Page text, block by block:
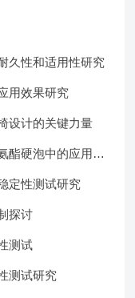
久性和适用性研究
用效果研究
设计的关键力量​
酯硬泡中的应用实
定性测试研究
探讨
测试​
测试研究